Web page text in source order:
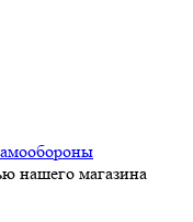
нашего магазина